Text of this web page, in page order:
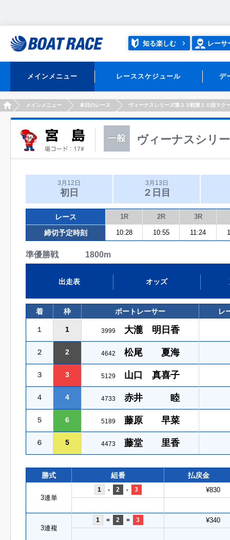
知る楽しむ レーサ
メインメニュー レーススケジュール デ
HOMEメインメニュー 本日のレース ヴィーナスシリーズ第２３戦第１０回マク
ヴィーナスシリ
3月12日
初日
3月13日
２日目
レース 1R 2R 3R
締切予定時刻 10:28 10:55 11:24
準優勝戦 1800m
出走表 オッズ
着 枠 ボートレーサー レ
１ 1 3999 大瀧 明日香
２ 2 4642 松尾 夏海
３ 3 5129 山口 真喜子
４ 4 4733 赤井 睦
５ 6 5189 藤原 早菜
６ 5 4473 藤堂 里香
勝式 組番 払戻金
3連単
1 - 2 - 3 ¥830
3連複
1 = 2 = 3 ¥340